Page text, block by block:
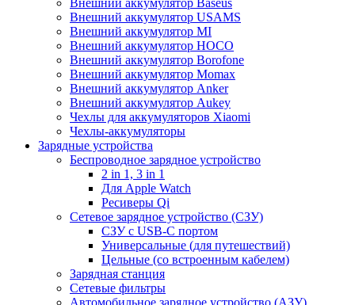
Внешний аккумулятор Baseus
Внешний аккумулятор USAMS
Внешний аккумулятор MI
Внешний аккумулятор HOCO
Внешний аккумулятор Borofone
Внешний аккумулятор Momax
Внешний аккумулятор Anker
Внешний аккумулятор Aukey
Чехлы для аккумуляторов Xiaomi
Чехлы-аккумуляторы
Зарядные устройства
Беспроводное зарядное устройство
2 in 1, 3 in 1
Для Apple Watch
Ресиверы Qi
Сетевое зарядное устройство (СЗУ)
СЗУ с USB-C портом
Универсальные (для путешествий)
Цельные (со встроенным кабелем)
Зарядная станция
Сетевые фильтры
Автомобильное зарядное устройство (АЗУ)